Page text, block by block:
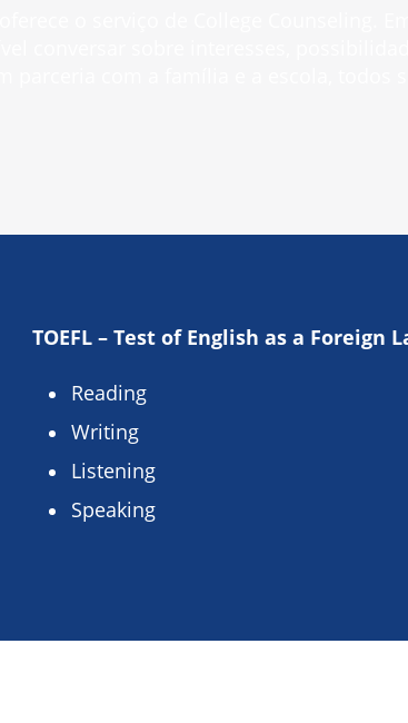
TOEFL – Test of English as a Foreign
Reading
Writing
Listening
Speaking